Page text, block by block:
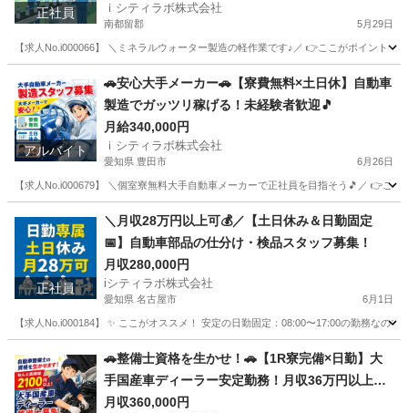
正社員 ｉシティラボ株式会社
南都留郡 5月29日
【求人No.i000066】 ＼ミネラルウォーター製造の軽作業です♪／ 👉ここがポイント
その他 未経験
アルバイト
🚗安心大手メーカー🚗【寮費無料×土日休】自動車
製造でガッツリ稼げる！未経験者歓迎🎵
月給340,000円
ｉシティラボ株式会社
愛知県 豊田市 6月26日
【求人No.i000679】 ＼個室寮無料大手自動車メーカーで正社員を目指そう🎵／ 👉こ
その他 個室
正社員
＼月収28万円以上可💰／【土日休み＆日勤固定
📅】自動車部品の仕分け・検品スタッフ募集！
月収280,000円
iシティラボ株式会社
愛知県 名古屋市 6月1日
【求人No.i000184】 ✨ ここがオススメ！ 安定の日勤固定：08:00〜17:00の勤務なの
その他
🚗整備士資格を生かせ！🚗【1R寮完備×日勤】大
手国産車ディーラー安定勤務！月収36万円以上
可！
月収360,000円